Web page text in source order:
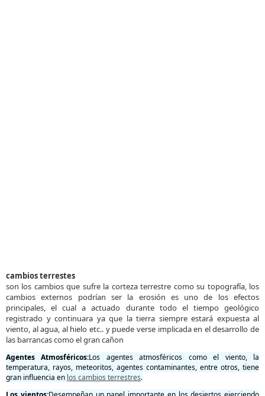
cambios terrestes
son los cambios que sufre la corteza terrestre como su topografía, los
cambios externos podrían ser la erosión es uno de los efectos
principales, el cual a actuado durante todo el tiempo geológico
registrado y continuara ya que la tierra siempre estará expuesta al
viento, al agua, al hielo etc.. y puede verse implicada en el desarrollo de
las barrancas como el gran cañon
Agentes Atmosféricos:Los agentes atmosféricos como el viento, la
temperatura, rayos, meteoritos, agentes contaminantes, entre otros, tiene
gran influencia en los cambios terrestres.